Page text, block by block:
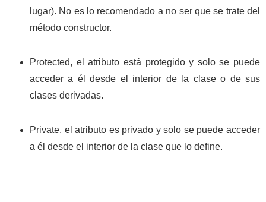
lugar). No es lo recomendado a no ser que se trate del
método constructor.
Protected, el atributo está protegido y solo se puede
acceder a él desde el interior de la clase o de sus
clases derivadas.
Private, el atributo es privado y solo se puede acceder
a él desde el interior de la clase que lo define.